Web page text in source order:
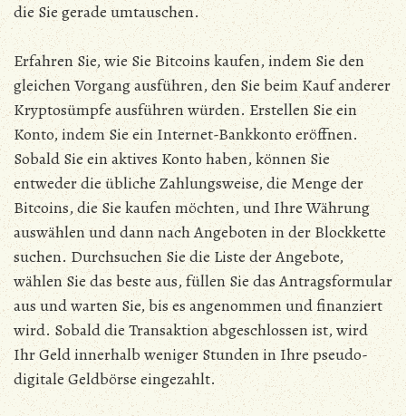
die Sie gerade umtauschen.
Erfahren Sie, wie Sie Bitcoins kaufen, indem Sie den
gleichen Vorgang ausführen, den Sie beim Kauf anderer
Kryptosümpfe ausführen würden. Erstellen Sie ein
Konto, indem Sie ein Internet-Bankkonto eröffnen.
Sobald Sie ein aktives Konto haben, können Sie
entweder die übliche Zahlungsweise, die Menge der
Bitcoins, die Sie kaufen möchten, und Ihre Währung
auswählen und dann nach Angeboten in der Blockkette
suchen. Durchsuchen Sie die Liste der Angebote,
wählen Sie das beste aus, füllen Sie das Antragsformular
aus und warten Sie, bis es angenommen und finanziert
wird. Sobald die Transaktion abgeschlossen ist, wird
Ihr Geld innerhalb weniger Stunden in Ihre pseudo-
digitale Geldbörse eingezahlt.